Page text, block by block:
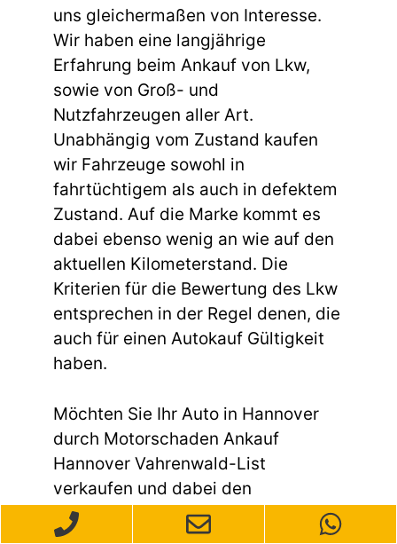
uns gleichermaßen von Interesse.
Wir haben eine langjährige
Erfahrung beim Ankauf von Lkw,
sowie von Groß- und
Nutzfahrzeugen aller Art.
Unabhängig vom Zustand kaufen
wir Fahrzeuge sowohl in
fahrtüchtigem als auch in defektem
Zustand. Auf die Marke kommt es
dabei ebenso wenig an wie auf den
aktuellen Kilometerstand. Die
Kriterien für die Bewertung des Lkw
entsprechen in der Regel denen, die
auch für einen Autokauf Gültigkeit
haben.
Möchten Sie Ihr Auto in Hannover
durch Motorschaden Ankauf
Hannover Vahrenwald-List
verkaufen und dabei den
Exportmarkt ansprechen? Wir sind
Ihre zuverlässige Anlaufstelle für